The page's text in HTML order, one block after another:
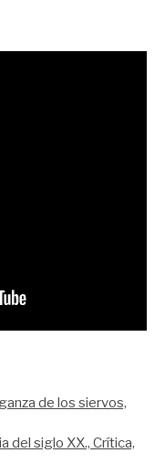
de los siervos,
del siglo XX., Crítica,